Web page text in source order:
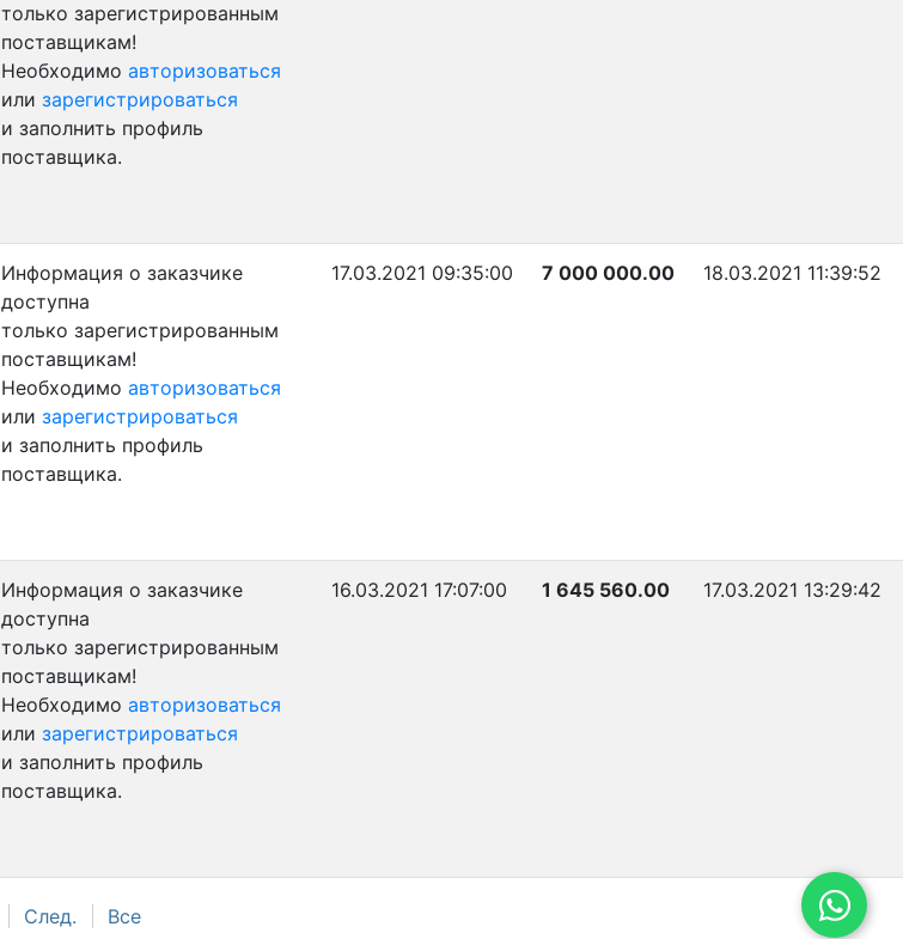
След. Все
только зарегистрированным
поставщикам!
Необходимо авторизоваться
или зарегистрироваться
и заполнить профиль
поставщика.
Информация о заказчике
доступна
только зарегистрированным
поставщикам!
Необходимо авторизоваться
или зарегистрироваться
и заполнить профиль
поставщика.
17.03.2021 09:35:00 7 000 000.00 18.03.2021 11:39:52
Информация о заказчике
доступна
только зарегистрированным
поставщикам!
Необходимо авторизоваться
или зарегистрироваться
и заполнить профиль
поставщика.
16.03.2021 17:07:00 1 645 560.00 17.03.2021 13:29:42